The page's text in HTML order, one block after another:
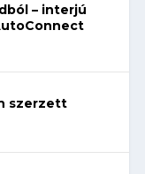
– interjú
szerzett